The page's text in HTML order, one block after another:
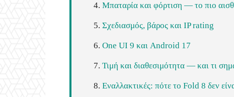
Μπαταρία και φόρτιση — το πιο
Σχεδιασμός, βάρος και IP rating
One UI 9 και Android 17
Τιμή και διαθεσιμότητα — και τι
Εναλλακτικές: πότε το Fold 8 δεν